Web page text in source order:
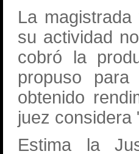
La
su actividad
cobró la
propuso
obtenido
juez considera
Estima la